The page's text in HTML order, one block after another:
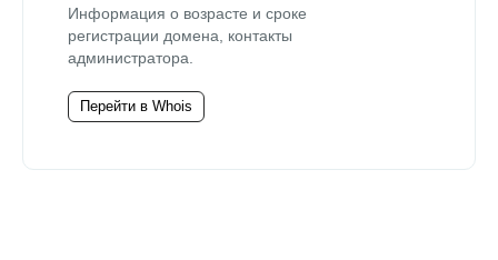
Информация о возрасте и сроке
регистрации домена, контакты
администратора.
Перейти в Whois